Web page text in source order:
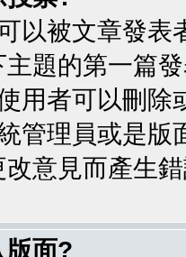
以被文章發
題的第一篇
用者可以刪
管理員或是
意見而產生
版面?